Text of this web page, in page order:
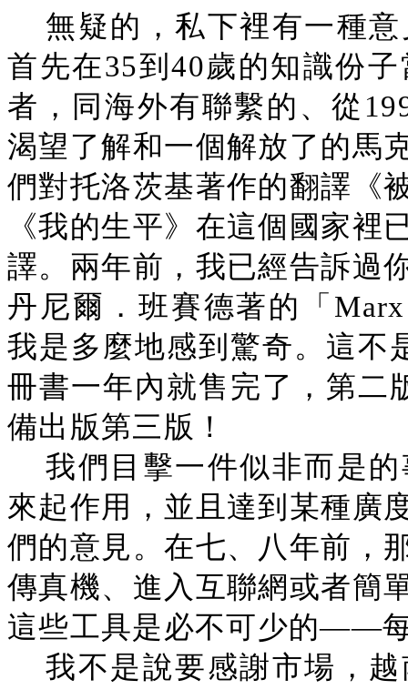
無疑的，私下裡有一種
首先在35到40歲的知識份
者，同海外有聯繫的、從
渴望了解和一個解放了的馬
們對托洛茨基著作的翻譯《
《我的生平》在這個國家裡
譯。兩年前，我已經告訴過
丹尼爾．班賽德著的「
我是多麼地感到驚奇。這不
冊書一年內就售完了，第二
備出版第三版！
我們目擊一件似非而是
來起作用，並且達到某種廣
們的意見。在七、八年前，
傳真機、進入互聯網或者簡
這些工具是必不可少的——
我不是說要感謝市場，